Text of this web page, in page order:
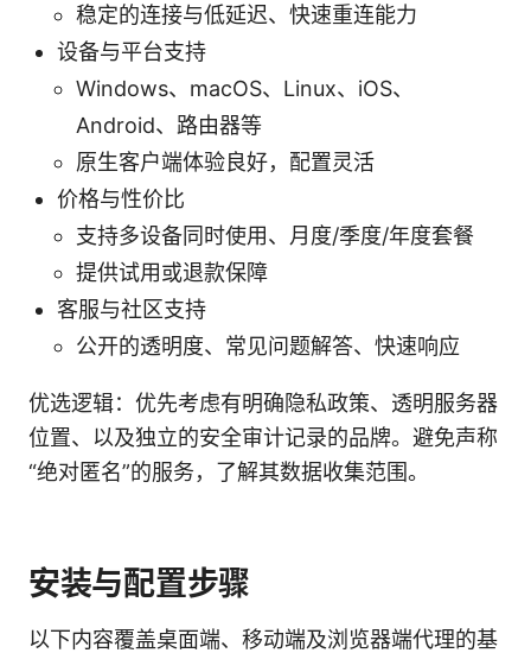
稳定的连接与低延迟、快速重连能力
设备与平台支持
Windows、macOS、Linux、iOS、
Android、路由器等
原生客户端体验良好，配置灵活
价格与性价比
支持多设备同时使用、月度/季度/年度套餐
提供试用或退款保障
客服与社区支持
公开的透明度、常见问题解答、快速响应
优选逻辑：优先考虑有明确隐私政策、透明服务器
位置、以及独立的安全审计记录的品牌。避免声称
“绝对匿名”的服务，了解其数据收集范围。
安装与配置步骤
以下内容覆盖桌面端、移动端及浏览器端代理的基